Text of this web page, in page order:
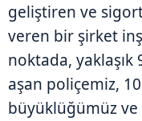
geliştiren ve
veren bir şirket
noktada,
aşan poliçemiz,
büyüklüğümüz ve